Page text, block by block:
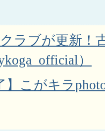
ラブが更新！
）
】こがキラ